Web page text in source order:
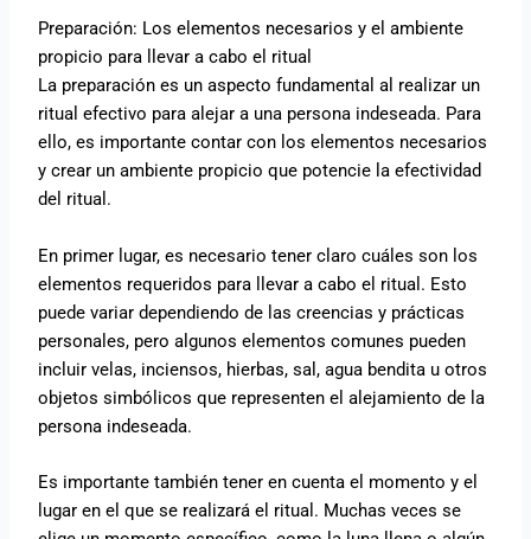
Preparación: Los elementos necesarios y el ambiente
propicio para llevar a cabo el ritual
La preparación es un aspecto fundamental al realizar un
ritual efectivo para alejar a una persona indeseada. Para
ello, es importante contar con los elementos necesarios
y crear un ambiente propicio que potencie la efectividad
del ritual.
En primer lugar, es necesario tener claro cuáles son los
elementos requeridos para llevar a cabo el ritual. Esto
puede variar dependiendo de las creencias y prácticas
personales, pero algunos elementos comunes pueden
incluir velas, inciensos, hierbas, sal, agua bendita u otros
objetos simbólicos que representen el alejamiento de la
persona indeseada.
Es importante también tener en cuenta el momento y el
lugar en el que se realizará el ritual. Muchas veces se